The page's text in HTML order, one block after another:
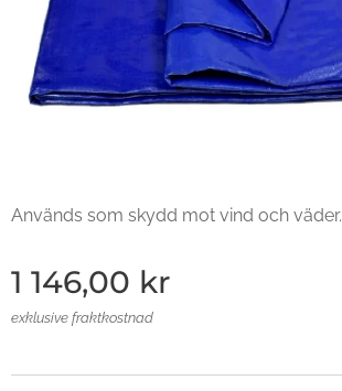
Används som skydd mot vind och väder.
1 146,00 kr
exklusive fraktkostnad